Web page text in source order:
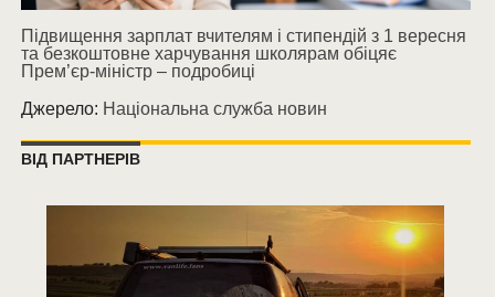
Підвищення зарплат вчителям і стипендій з 1 вересня
та безкоштовне харчування школярам обіцяє
Прем’єр-міністр – подробиці
Джерело: Національна служба новин
ВІД ПАРТНЕРІВ